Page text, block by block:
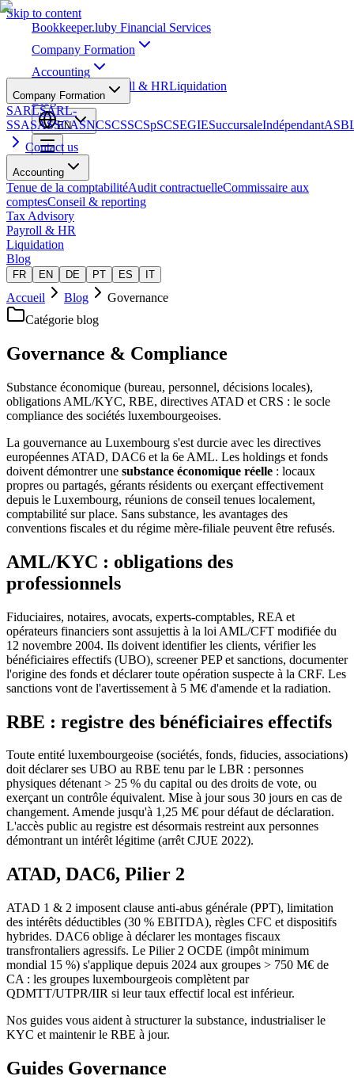
Skip to content
Bookkeeper.luby Financial Services
Company Formation
Accounting
Payroll & HRLiquidation
Blog
EN
Company Formation
SARLSARL-
SSASASSCASNCSCSSCSpSCSEGIESuccursaleIndépendant
Contact us
Accounting
Tenue de la comptabilitéAudit contractuelleCommissaire aux
comptesConseil & reporting
Tax Advisory
Payroll & HR
Liquidation
Blog
FR EN DE PT ES IT
Accueil Blog
Governance
Catégorie blog
Governance & Compliance
Substance économique (bureau, personnel, décisions locales),
obligations AML/KYC, RBE, directives ATAD et CRS : le socle
compliance des sociétés luxembourgeoises.
La gouvernance au Luxembourg s'est durcie avec les directives
européennes ATAD, DAC6 et la 6e AML. Les holdings et fonds
doivent démontrer une substance économique réelle : locaux
propres ou partagés, gérants résidents ou exerçant effectivement
depuis le Luxembourg, réunions de conseil tenues localement,
comptabilité sur place. Sans substance, les avantages des
conventions fiscales et du régime mère-filiale peuvent être refusés.
AML/KYC : obligations des
professionnels
Fiduciaires, notaires, avocats, experts-comptables, REA et
opérateurs financiers sont assujettis à la loi AML/CFT modifiée du
12 novembre 2004. Ils doivent identifier les clients, vérifier les
bénéficiaires effectifs (UBO), screener PEP et sanctions, documenter
l'origine des fonds et déclarer toute opération suspecte à la CRF. Les
sanctions vont de l'avertissement à 5 M€ d'amende et la radiation.
RBE : registre des bénéficiaires effectifs
Toute entité luxembourgeoise (sociétés, fonds, fiducies, associations)
doit déclarer ses UBO au RBE tenu par le LBR : personnes
physiques détenant > 25 % du capital ou des droits de vote, ou
exerçant un contrôle équivalent. Mise à jour sous 30 jours en cas de
changement. Amende jusqu'à 1,25 M€ pour défaut de déclaration.
L'accès public au registre est désormais restreint aux personnes
démontrant un intérêt légitime (arrêt CJUE 2022).
ATAD, DAC6, Pilier 2
ATAD 1 & 2 imposent clause anti-abus générale (PPT), limitation
des intérêts déductibles (30 % EBITDA), règles CFC et dispositifs
hybrides. DAC6 oblige à déclarer les montages fiscaux
transfrontaliers agressifs. Le Pilier 2 OCDE (impôt minimum
mondial 15 %) s'applique depuis 2024 aux groupes > 750 M€ de
CA : les groupes luxembourgeois complètent par
QDMTT/UTPR/IIR si leur taux effectif local est inférieur.
Nos guides vous aident à structurer la substance, industrialiser le
KYC et maintenir le RBE à jour.
Guides Governance